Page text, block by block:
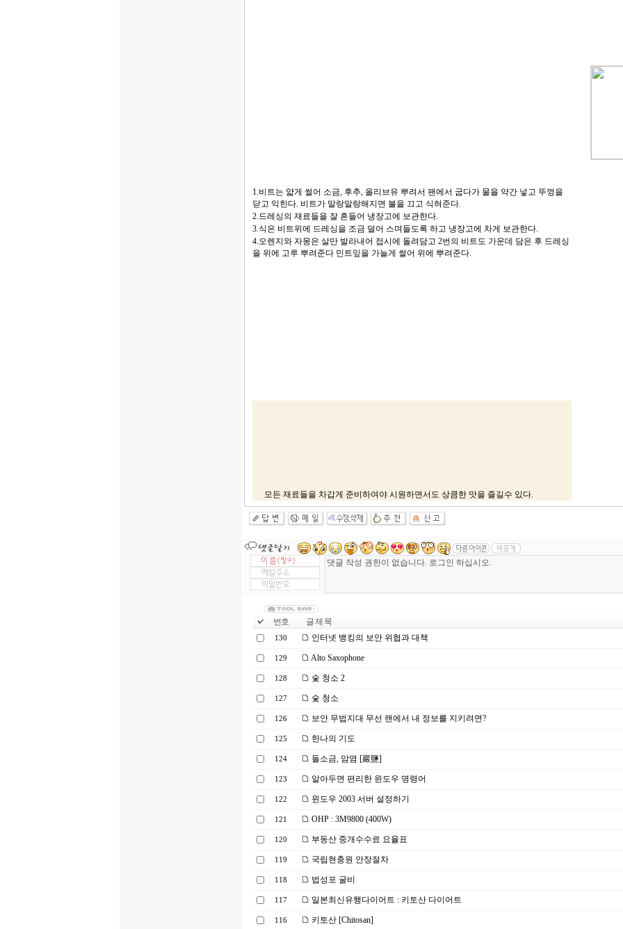
1.비트는 얇게 썰어 소금, 후추, 올리브유 뿌려서 팬에서 굽다가 물을 약간 넣고 뚜껑을
닫고 익힌다. 비트가 말랑말랑해지면 불을 끄고 식혀준다.
2.드레싱의 재료들을 잘 흔들어 냉장고에 보관한다.
3.식은 비트위에 드레싱을 조금 덜어 스며들도록 하고 냉장고에 차게 보관한다.
4.오렌지와 자몽은 살만 발라내어 접시에 돌려담고 2번의 비트도 가운데 담은 후 드레싱
을 위에 고루 뿌려준다 민트잎을 가늘게 썰어 위에 뿌려준다.
모든 재료들을 차갑게 준비하여야 시원하면서도 상큼한 맛을 즐길수 있다.
번호 글 제 목
130 인터넷 뱅킹의 보안 위협과 대책
129 Alto Saxophone
128 숯 청소 2
127 숯 청소
126 보안 무법지대 무선 랜에서 내 정보를 지키려면?
125 한나의 기도
124 돌소금, 암염 [巖鹽]
123 알아두면 편리한 윈도우 명령어
122 윈도우 2003 서버 설정하기
121 OHP : 3M9800 (400W)
120 부동산 중개수수료 요율표
119 국립현충원 안장절차
118 법성포 굴비
117 일본최신유행다이어트 : 키토산 다이어트
116 키토산 [Chitosan]